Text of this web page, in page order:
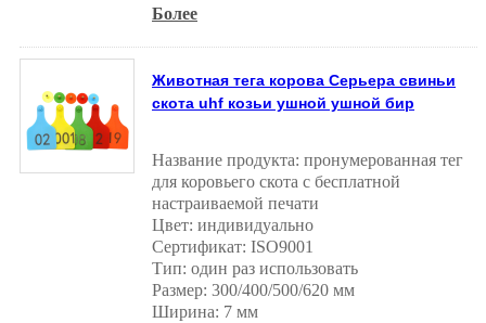
Более
Животная тега корова Серьера свиньи
скота uhf козьи ушной ушной бир
Название продукта: пронумерованная тег
для коровьего скота с бесплатной
настраиваемой печати
Цвет: индивидуально
Сертификат: ISO9001
Тип: один раз использовать
Размер: 300/400/500/620 мм
Ширина: 7 мм